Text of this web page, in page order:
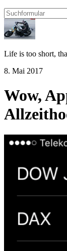
Pit's
Blog
Life is too short,
8. Mai 2017
Wow,